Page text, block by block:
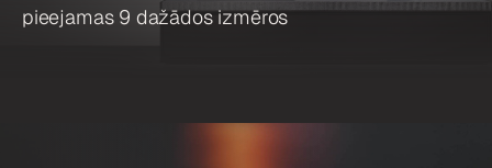
pieejamas 9 dažādos izmēros